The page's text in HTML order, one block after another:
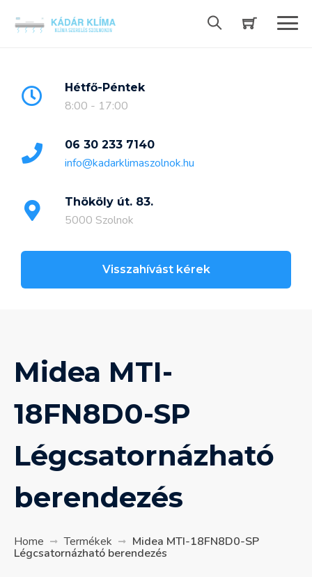
Hétfő-Péntek
8:00 - 17:00
06 30 233 7140
info@kadarklimaszolnok.hu
Thököly út. 83.
5000 Szolnok
Visszahívást kérek
Midea MTI-
18FN8D0-SP
Légcsatornázható
berendezés
Home Termékek Midea MTI-18FN8D0-SP
Légcsatornázható berendezés